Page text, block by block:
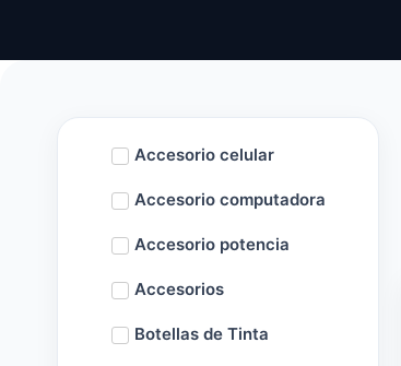
Accesorio celular
Accesorio computadora
Accesorio potencia
Accesorios
Botellas de Tinta